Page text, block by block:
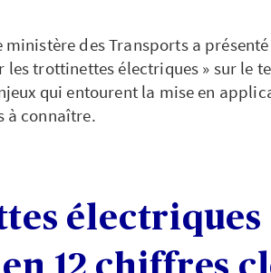
ministère des Transports a
les trottinettes électriques » sur le
qui entourent la mise en
à connaître.
électriques